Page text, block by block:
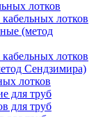
лотков
лотков
(метод
лотков
Сендзимира)
лотков
для труб
для труб